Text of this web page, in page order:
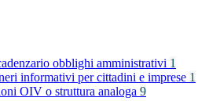
obblighi amministrativi 1
informativi per cittadini e imprese 1
OIV o struttura analoga 9